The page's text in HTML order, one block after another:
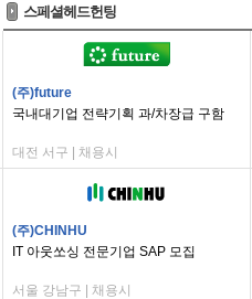
스페셜헤드헌팅
(주)future
국내대기업 전략기획 과/차장급 구함
대전 서구 | 채용시
(주)CHINHU
IT 아웃쏘싱 전문기업 SAP 모집
서울 강남구 | 채용시